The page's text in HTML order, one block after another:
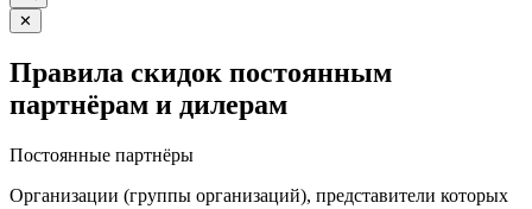
✕
Правила скидок постоянным
партнёрам и дилерам
Постоянные партнёры
Организации (группы организаций), представители которых